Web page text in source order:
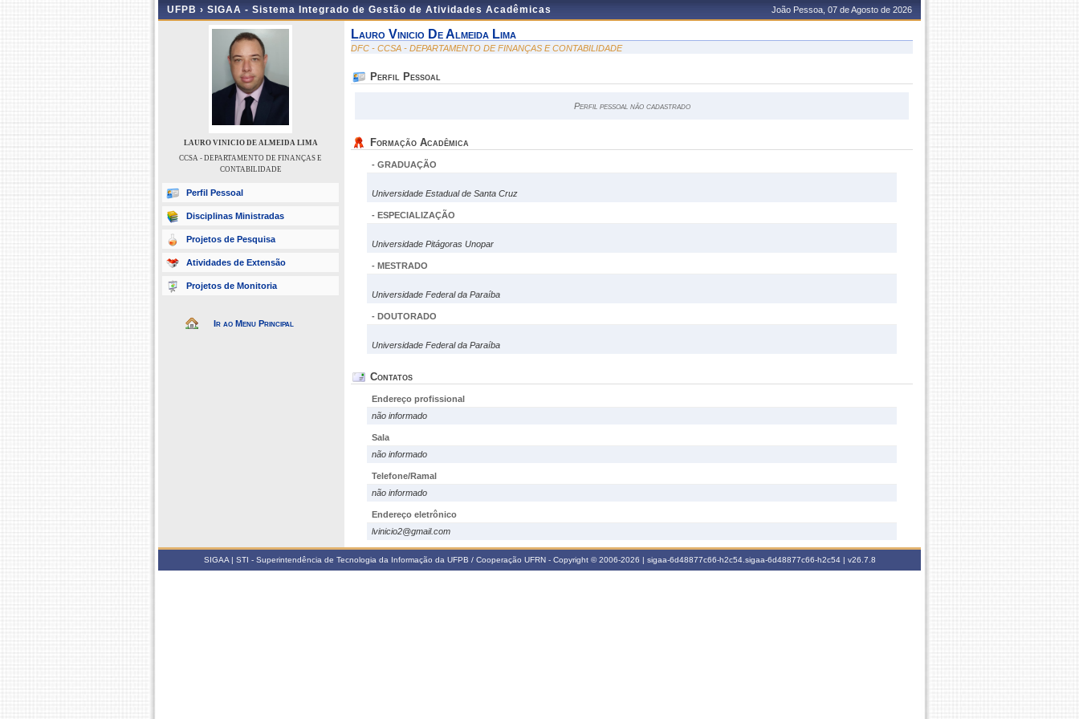
UFPB › SIGAA - Sistema Integrado de Gestão de Atividades Acadêmicas João Pessoa, 07 de Agosto de 2026
LAURO VINICIO DE ALMEIDA LIMA
CCSA - DEPARTAMENTO DE FINANÇAS E
CONTABILIDADE
Perfil Pessoal
Disciplinas Ministradas
Projetos de Pesquisa
Atividades de Extensão
Projetos de Monitoria
Ir ao Menu Principal
Lauro Vinicio De Almeida Lima
DFC - CCSA - DEPARTAMENTO DE FINANÇAS E CONTABILIDADE
Perfil Pessoal
Perfil pessoal não cadastrado
Formação Acadêmica
- GRADUAÇÃO
Universidade Estadual de Santa Cruz
- ESPECIALIZAÇÃO
Universidade Pitágoras Unopar
- MESTRADO
Universidade Federal da Paraíba
- DOUTORADO
Universidade Federal da Paraíba
Contatos
Endereço profissional
não informado
Sala
não informado
Telefone/Ramal
não informado
Endereço eletrônico
lvinicio2@gmail.com
SIGAA | STI - Superintendência de Tecnologia da Informação da UFPB / Cooperação UFRN - Copyright © 2006-2026 | sigaa-6d48877c66-h2c54.sigaa-6d48877c66-h2c54 | v26.7.8